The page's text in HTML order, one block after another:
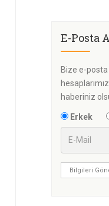
E-Posta
Bize e-posta
haberiniz
Erkek
Bilgileri